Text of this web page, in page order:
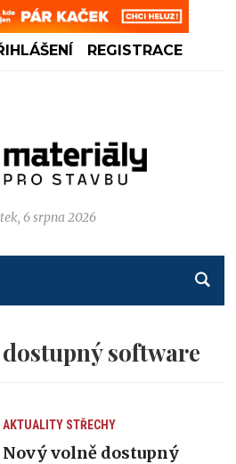
REGISTRACE
6 srpna 2026
software
AKTUALITY STŘECHY
Nový volně dostupný